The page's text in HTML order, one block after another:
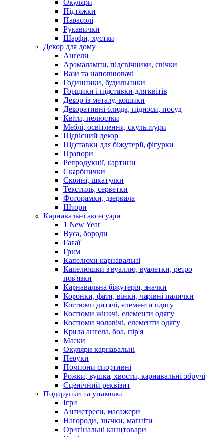
Окуляри
Підтяжки
Парасолі
Рукавички
Шарфи, хустки
Декор для дому
Ангели
Аромалампи, підсвічники, свічки
Вази та наповнювачі
Годинники, будильники
Горщики і підставки для квітів
Декор із металу, кошики
Декоративні блюда, підноси, посуд
Квіти, пелюстки
Меблі, освітлення, скульптури
Підвісний декор
Підставки для біжутерії, фігурки
Прапори
Репродукції, картини
Скарбнички
Скрині, шкатулки
Текстиль, серветки
Фоторамки, дзеркала
Штори
Карнавальні аксесуари
1 New Year
Вуса, бороди
Гаваї
Грим
Капелюхи карнавальні
Капелюшки з вуаллю, вуалетки, ретро
пов'язки
Карнавальна біжутерія, значки
Коронки, фати, вінки, чарівні палички
Костюми дитячі, елементи одягу
Костюми жіночі, елементи одягу
Костюми чоловічі, елементи одягу
Крила ангела, боа, пір'я
Маски
Окуляри карнавальні
Перуки
Помпони спортивні
Рожки, вушка, хвости, карнавальні обручі
Сценічний реквізит
Подарунки та упаковка
Ігри
Антистреси, масажери
Нагороди, значки, магніти
Оригінальні канцтовари